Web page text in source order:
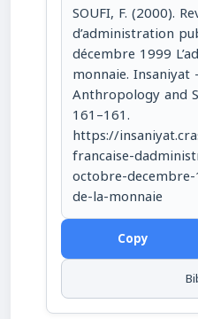
SOUFI, F. (2000).
d’administration
décembre 1999
monnaie.
Anthropology and
161–161.
https://
francaise-
octobre-
de-la-monnaie
Copy